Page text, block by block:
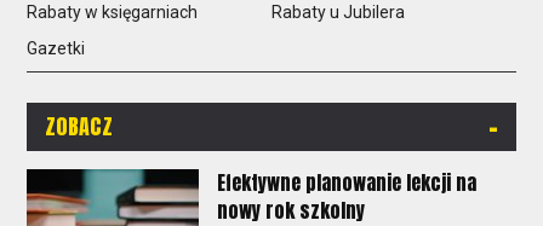
Rabaty w księgarniach
Rabaty u Jubilera
Gazetki
ZOBACZ -
Efektywne planowanie lekcji na
nowy rok szkolny